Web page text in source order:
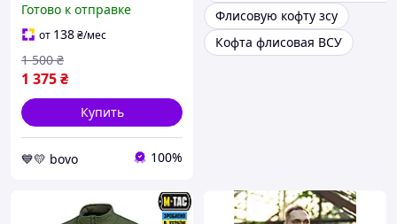
кофта хаки, кофта флис
армейская
Готово к отправке
от 138₴/мес
1 375₴
1 500 ₴
Купить
💙💛 bovo 100%
Флисовую кофту зсу
Кофта флисовая ВСУ